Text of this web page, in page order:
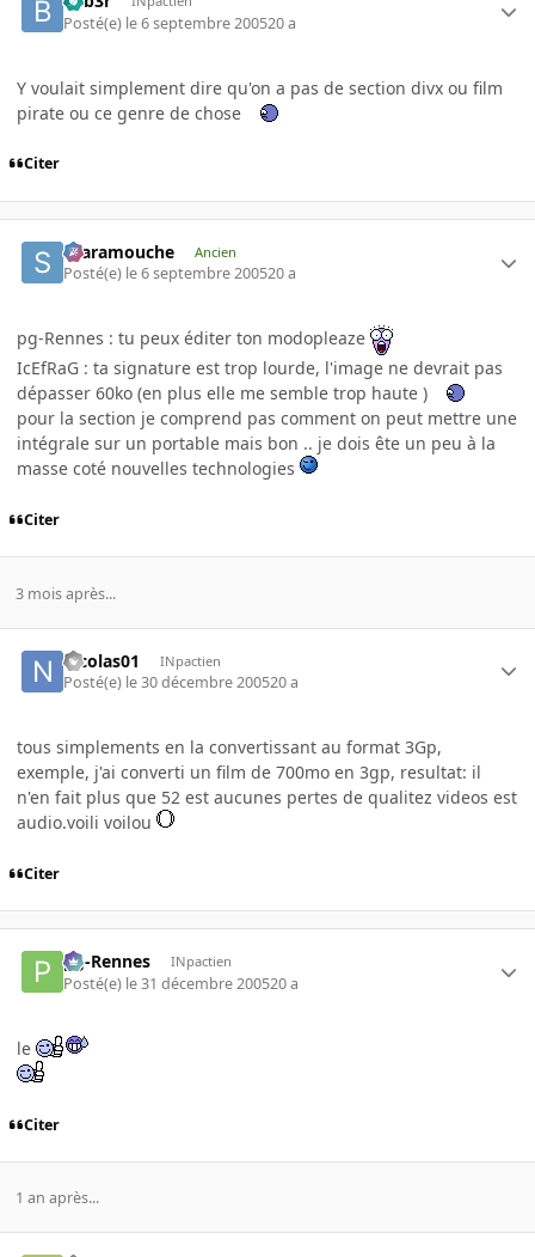
Posté(e) le 6 septembre 200520 a
Y voulait simplement dire qu'on a pas de section divx ou film
pirate ou ce genre de chose
Citer
Scaramouche Ancien
Posté(e) le 6 septembre 200520 a
pg-Rennes : tu peux éditer ton modopleaze
IcEfRaG : ta signature est trop lourde, l'image ne devrait pas
dépasser 60ko (en plus elle me semble trop haute )
pour la section je comprend pas comment on peut mettre une
intégrale sur un portable mais bon .. je dois ête un peu à la
masse coté nouvelles technologies
Citer
3 mois après...
nicolas01 INpactien
Posté(e) le 30 décembre 200520 a
tous simplements en la convertissant au format 3Gp,
exemple, j'ai converti un film de 700mo en 3gp, resultat: il
n'en fait plus que 52 est aucunes pertes de qualitez videos est
audio.voili voilou
Citer
pg-Rennes INpactien
Posté(e) le 31 décembre 200520 a
le
Citer
1 an après...